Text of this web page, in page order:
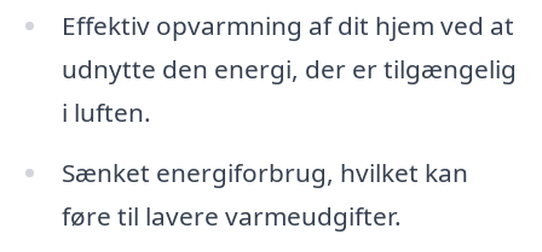
Effektiv opvarmning af dit hjem ved at
udnytte den energi, der er tilgængelig
i luften.
Sænket energiforbrug, hvilket kan
føre til lavere varmeudgifter.